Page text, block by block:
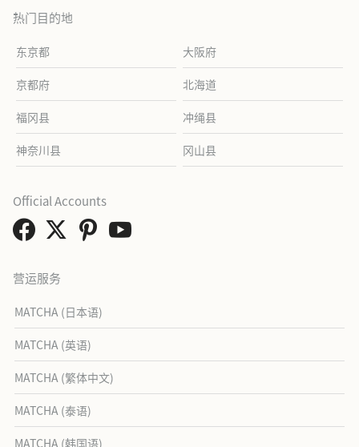
热门目的地
东京都 大阪府
京都府 北海道
福冈县 冲绳县
神奈川县 冈山县
营运服务
MATCHA (日本语)
MATCHA (英语)
MATCHA (繁体中文)
MATCHA (泰语)
MATCHA (韩国语)
Official Accounts